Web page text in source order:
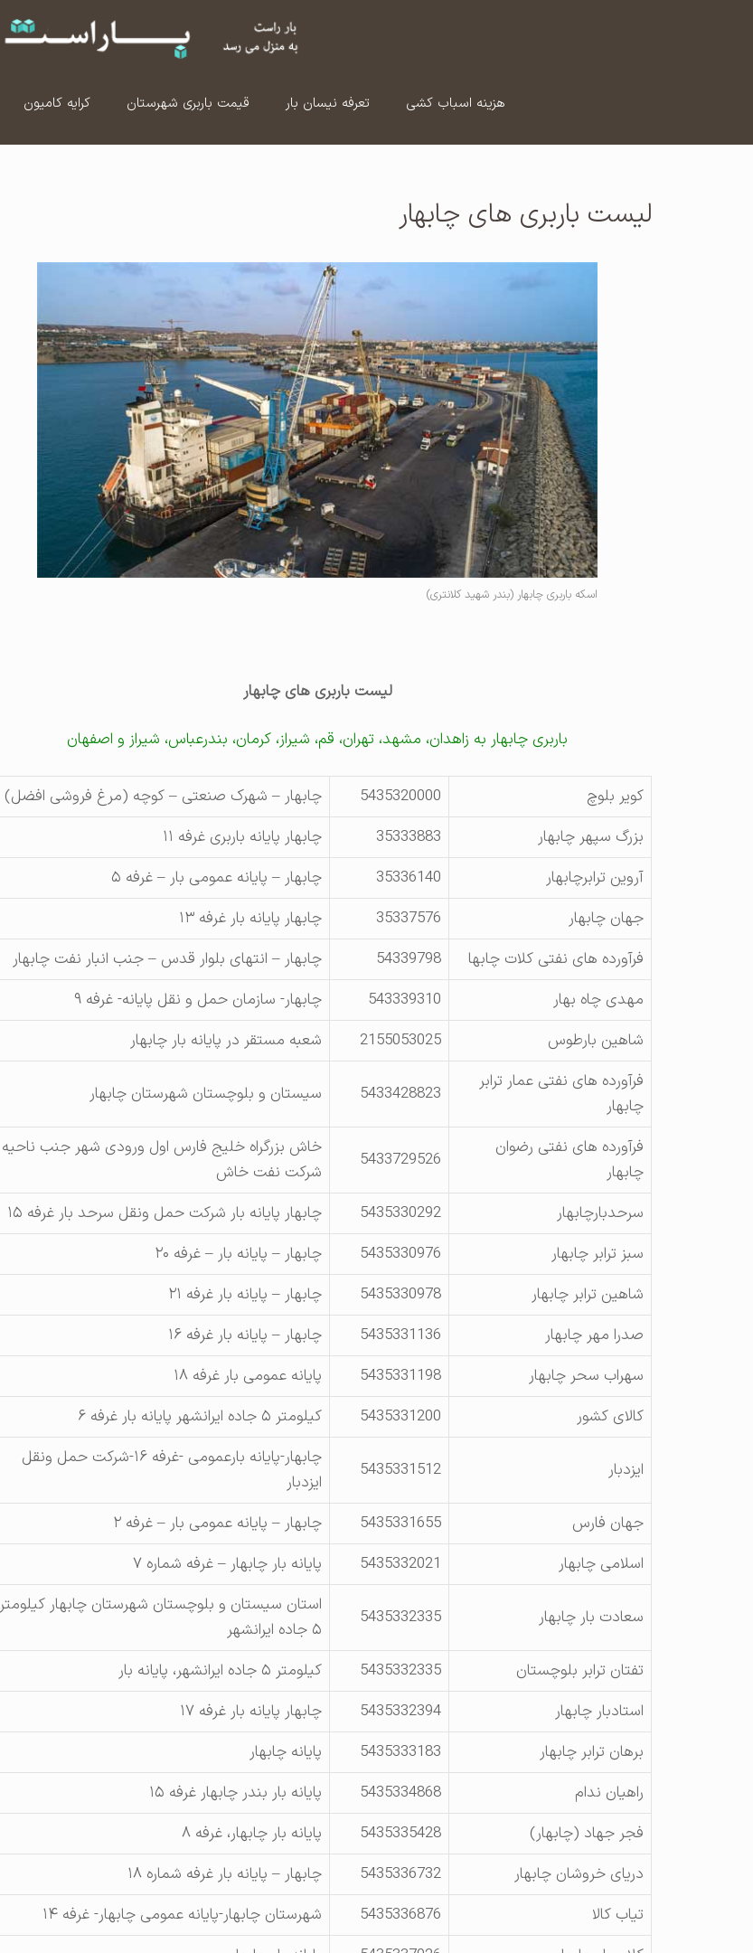
هزینه اسباب کشی تعرفه نیسان بار قیمت باربری شهرستان کرایه کامیون
لیست باربری های چابهار
اسکه باربری چابهار (بندر شهید کلانتری)
لیست باربری های چابهار
باربری چابهار به زاهدان، مشهد، تهران، قم، شیراز، کرمان، بندرعباس، شیراز و اصفهان
کویر بلوچ 5435320000
چابهار – شهرک صنعتی – کوچه (مرغ فروشی افضل)
بزرگ سپهر چابهار
35333883
چابهار پایانه باربری غرفه ۱۱
آروین ترابرچابهار
35336140
چابهار – پایانه عمومی بار – غرفه ۵
جهان چابهار
35337576
چابهار پایانه بار غرفه ۱۳
فرآورده های نفتی کلات چابها
54339798
چابهار – انتهای بلوار قدس – جنب انبار نفت چابهار
مهدی چاه بهار
543339310
چابهار- سازمان حمل و نقل پایانه- غرفه ۹
شاهین بارطوس
2155053025
شعبه مستقر در پایانه بار چابهار
فرآورده های نفتی عمار ترابر
چابهار
5433428823 سیستان و بلوچستان شهرستان چابهار
فرآورده های نفتی رضوان
چابهار
5433729526
خاش بزرگراه خلیج فارس اول ورودی شهر جنب ناحیه
شرکت نفت خاش
سرحدبارچابهار
5435330292
چابهار پایانه بار شرکت حمل ونقل سرحد بار غرفه ۱۵
سبز ترابر چابهار
5435330976
چابهار – پایانه بار – غرفه ۲۰
شاهین ترابر چابهار
5435330978
چابهار – پایانه بار غرفه ۲۱
صدرا مهر چابهار
5435331136
چابهار – پایانه بار غرفه ۱۶
سهراب سحر چابهار
5435331198
پایانه عمومی بار غرفه ۱۸
کالای کشور
5435331200 کیلومتر ۵ جاده ایرانشهر پایانه بار غرفه ۶
ایزدبار 5435331512
چابهار-پایانه بارعمومی -غرفه ۱۶-شرکت حمل ونقل
ایزدبار
جهان فارس
5435331655
چابهار – پایانه عمومی بار – غرفه ۲
اسلامی چابهار
5435332021 پایانه بار چابهار – غرفه شماره ۷
سعادت بار چابهار 5435332335
استان سیستان و بلوچستان شهرستان چابهار کیلومتر
۵ جاده ایرانشهر
تفتان ترابر بلوچستان
5435332335
کیلومتر ۵ جاده ایرانشهر، پایانه بار
استادبار چابهار
5435332394
چابهار پایانه بار غرفه ۱۷
برهان ترابر چابهار
5435333183
پایانه چابهار
راهیان ندام
5435334868
پایانه بار بندر چابهار غرفه ۱۵
فجر جهاد (چابهار)
5435335428
پایانه بار چابهار، غرفه ۸
دریای خروشان چابهار
5435336732
چابهار – پایانه بار غرفه شماره ۱۸
تیاب کالا
5435336876
شهرستان چابهار-پایانه عمومی چابهار- غرفه ۱۴